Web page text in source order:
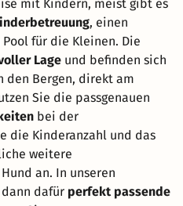
mit Kindern, meist gibt es
, einen
für die Kleinen. Die
Lage und befinden sich
den Bergen, direkt am
Sie die passgenauen
bei der
die Kinderanzahl und das
weitere
an. In unseren
dafür perfekt passende